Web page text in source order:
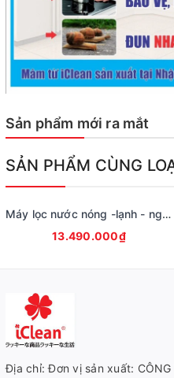
Sản phẩm mới ra mắt
SẢN PHẨM CÙNG
Máy lọc nước nóng -lạnh - nguội inverter hiển thị nhiệt độ iClean ICS08K
13.490.000₫
Địa chỉ: Đơn vị sản xuất: CÔNG